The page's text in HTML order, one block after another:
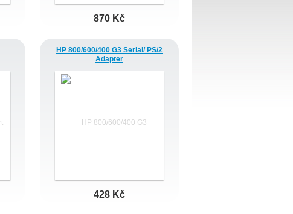
870 Kč
HP 800/600/400 G3 Serial/ PS/2
Adapter
428 Kč